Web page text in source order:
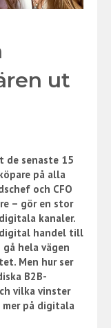
ut
de senaste 15
på alla
och CFO
– gör en stor
kanaler.
handel till
hela vägen
Men hur ser
B2B-
vilka vinster
på digitala